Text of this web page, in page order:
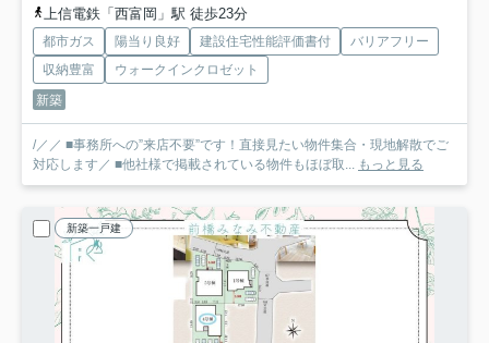
上信電鉄「西富岡」駅 徒歩23分
都市ガス 陽当り良好 建設住宅性能評価書付
バリアフリー
収納豊富
ウォークインクロゼット
新築
/／／ ■事務所への”来店不要”です！直接見たい物件集合・現地解散でご
対応します／ ■他社様で掲載されている物件もほぼ取... もっと見る
新築一戸建